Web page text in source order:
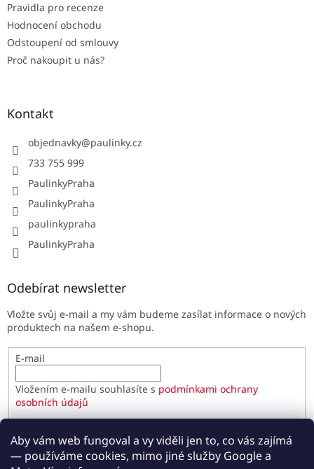
Aby vám web fungoval a vy viděli jen to, co vás zajímá
— používáme cookies, mimo jiné služby Google a
Pravidla pro recenze
Hodnocení obchodu
Odstoupení od smlouvy
Proč nakoupit u nás?
Kontakt
objednavky@paulinky.cz
733 755 999
PaulinkyPraha
PaulinkyPraha
paulinkypraha
PaulinkyPraha
Odebírat newsletter
Vložte svůj e-mail a my vám budeme zasílat informace o nových
produktech na našem e-shopu.
E-mail
Vložením e-mailu souhlasíte s podmínkami ochrany
osobních údajů
PŘIHLÁSIT SE